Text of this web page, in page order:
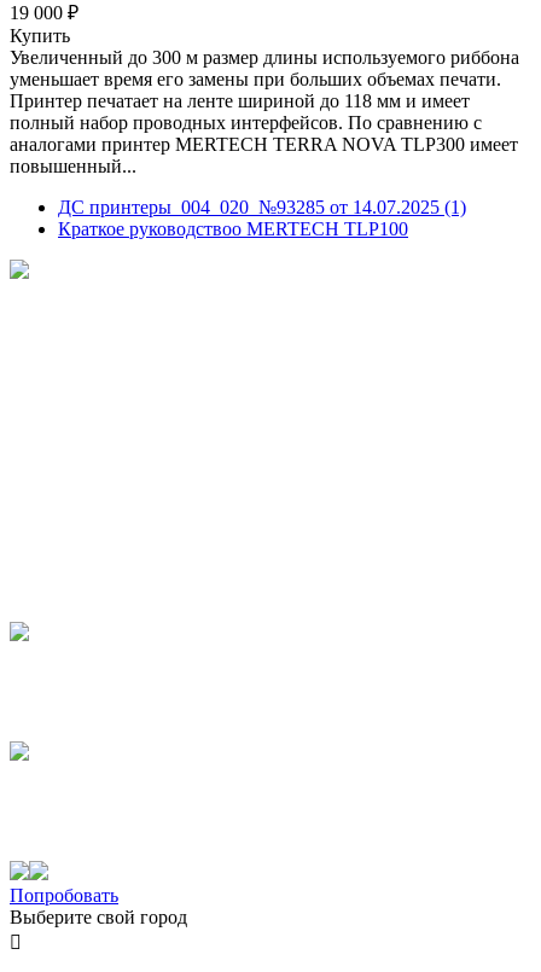
19 000 ₽
Купить
Увеличенный до 300 м размер длины используемого риббона
уменьшает время его замены при больших объемах печати.
Принтер печатает на ленте шириной до 118 мм и имеет
полный набор проводных интерфейсов. По сравнению с
аналогами принтер MERTECH TERRA NOVA TLP300 имеет
повышенный...
ДС принтеры_004_020_№93285 от 14.07.2025 (1)
Краткое руководствоо MERTECH TLP100
Попробовать
Выберите свой город
